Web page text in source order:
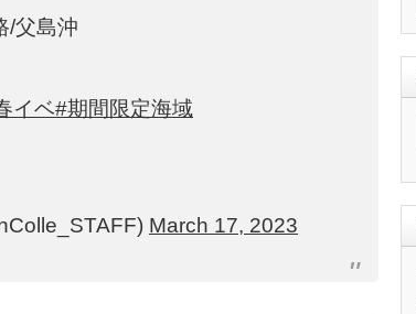
/父島沖
イベ#期間限定海域
March 17, 2023